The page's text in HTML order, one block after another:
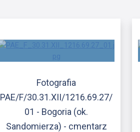
Fotografia
PAE/F/30.31.XII/1216.69.27/
01 - Bogoria (ok.
Sandomierza) - cmentarz